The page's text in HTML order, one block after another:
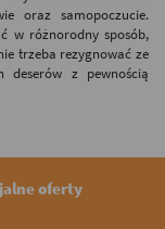
oraz samopoczucie.
w różnorodny sposób,
trzeba rezygnować ze
deserów z pewnością
oferty